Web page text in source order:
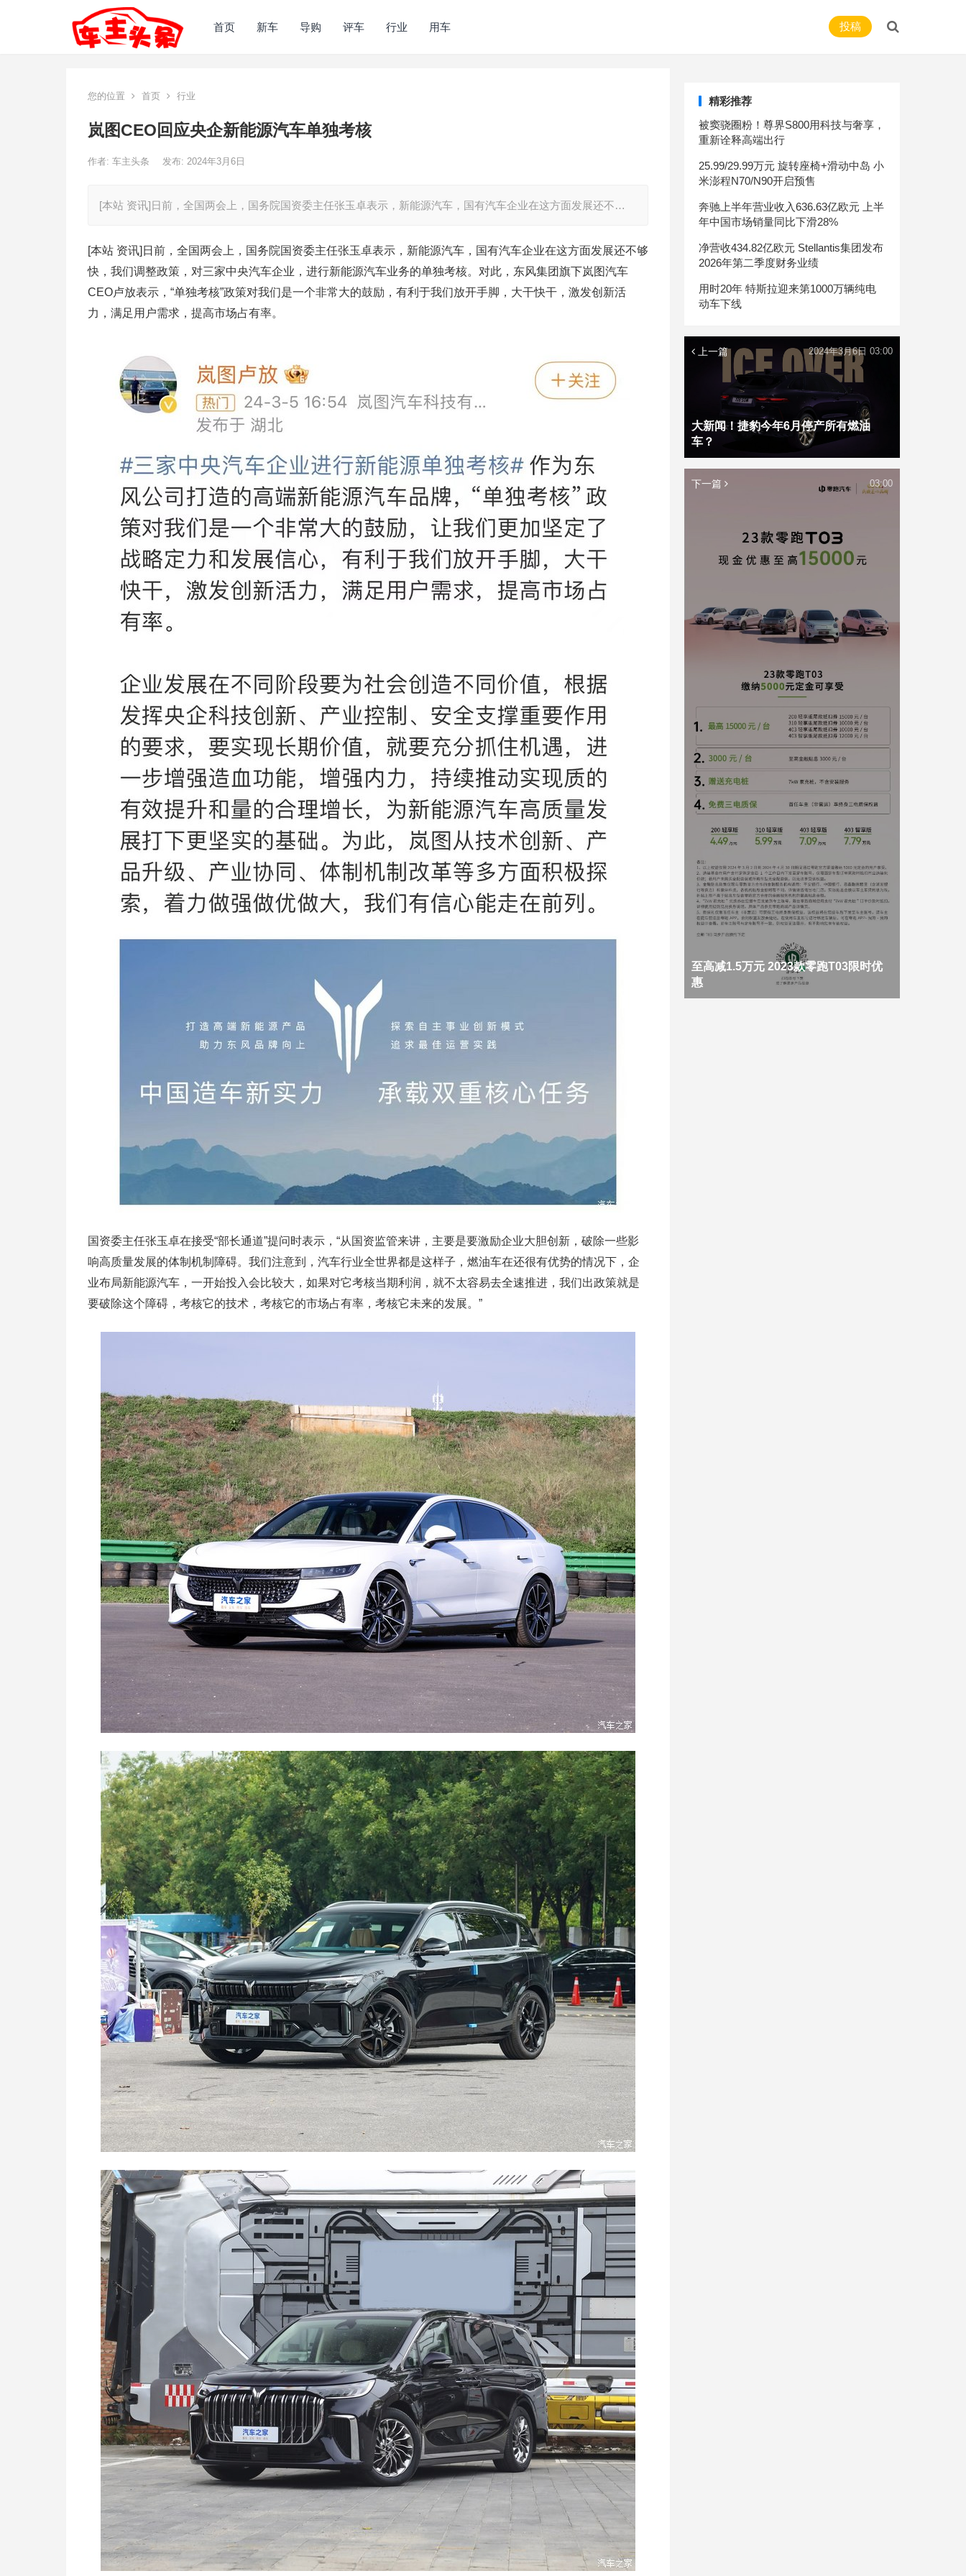
首页 新车 导购 评车 行业 用车 投稿
您的位置 首页 行业
岚图CEO回应央企新能源汽车单独考核
作者: 车主头条 发布: 2024年3月6日
[本站 资讯]日前，全国两会上，国务院国资委主任张玉卓表示，新能源汽车，国有汽车企业在这方面发展还不…
[本站 资讯]日前，全国两会上，国务院国资委主任张玉卓表示，新能源汽车，国有汽车企业在这方面发展还不够
快，我们调整政策，对三家中央汽车企业，进行新能源汽车业务的单独考核。对此，东风集团旗下岚图汽车
CEO卢放表示，“单独考核”政策对我们是一个非常大的鼓励，有利于我们放开手脚，大干快干，激发创新活
力，满足用户需求，提高市场占有率。
国资委主任张玉卓在接受“部长通道”提问时表示，“从国资监管来讲，主要是要激励企业大胆创新，破除一些影
响高质量发展的体制机制障碍。我们注意到，汽车行业全世界都是这样子，燃油车在还很有优势的情况下，企
业布局新能源汽车，一开始投入会比较大，如果对它考核当期利润，就不太容易去全速推进，我们出政策就是
要破除这个障碍，考核它的技术，考核它的市场占有率，考核它未来的发展。”
精彩推荐
被窦骁圈粉！尊界S800用科技与奢享，
重新诠释高端出行
25.99/29.99万元 旋转座椅+滑动中岛 小
米澎程N70/N90开启预售
奔驰上半年营业收入636.63亿欧元 上半
年中国市场销量同比下滑28%
净营收434.82亿欧元 Stellantis集团发布
2026年第二季度财务业绩
用时20年 特斯拉迎来第1000万辆纯电
动车下线
上一篇
大新闻！捷豹今年6月停产所有燃油
车？
2024年3月6日 03:00
下一篇
至高减1.5万元 2023款零跑T03限时优
惠
03:00